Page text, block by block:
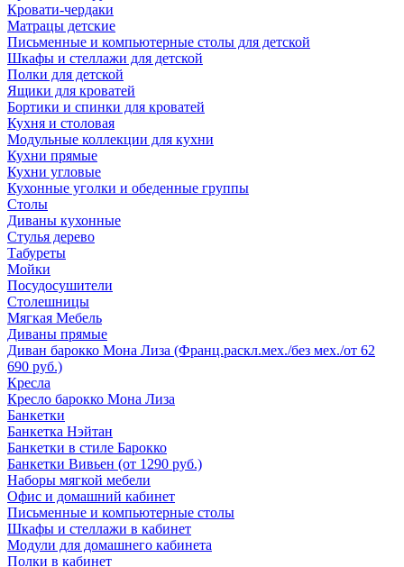
Кровати-чердаки
Матрацы детские
Письменные и компьютерные столы для детской
Шкафы и стеллажи для детской
Полки для детской
Ящики для кроватей
Бортики и спинки для кроватей
Кухня и столовая
Модульные коллекции для кухни
Кухни прямые
Кухни угловые
Кухонные уголки и обеденные группы
Столы
Диваны кухонные
Стулья дерево
Табуреты
Мойки
Посудосушители
Столешницы
Мягкая Мебель
Диваны прямые
Диван барокко Мона Лиза (Франц.раскл.мех./без мех./от 62
690 руб.)
Кресла
Кресло барокко Мона Лиза
Банкетки
Банкетка Нэйтан
Банкетки в стиле Барокко
Банкетки Вивьен (от 1290 руб.)
Наборы мягкой мебели
Офис и домашний кабинет
Письменные и компьютерные столы
Шкафы и стеллажи в кабинет
Модули для домашнего кабинета
Полки в кабинет